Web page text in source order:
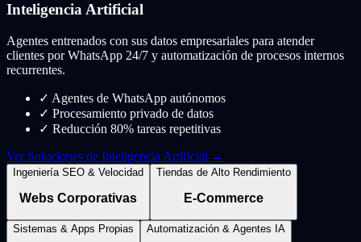
Inteligencia Artificial
Agentes entrenados con sus datos empresariales para atender
clientes por WhatsApp 24/7 y automatización de procesos internos
recurrentes.
✓ Agentes de WhatsApp autónomos
✓ Procesamiento privado de datos
✓ Reducción 80% tareas repetitivas
Ver Soluciones de Inteligencia Artificial →
Ingeniería SEO & Velocidad
Webs Corporativas
Tiendas de Alto Rendimiento
E-Commerce
Sistemas & Apps Propias Automatización & Agentes IA